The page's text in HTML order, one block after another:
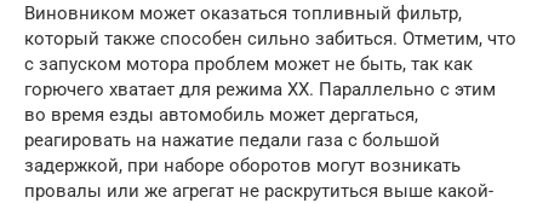
Виновником может оказаться топливный фильтр,
который также способен сильно забиться. Отметим, что
с запуском мотора проблем может не быть, так как
горючего хватает для режима ХХ. Параллельно с этим
во время езды автомобиль может дергаться,
реагировать на нажатие педали газа с большой
задержкой, при наборе оборотов могут возникать
провалы или же агрегат не раскрутиться выше какой-